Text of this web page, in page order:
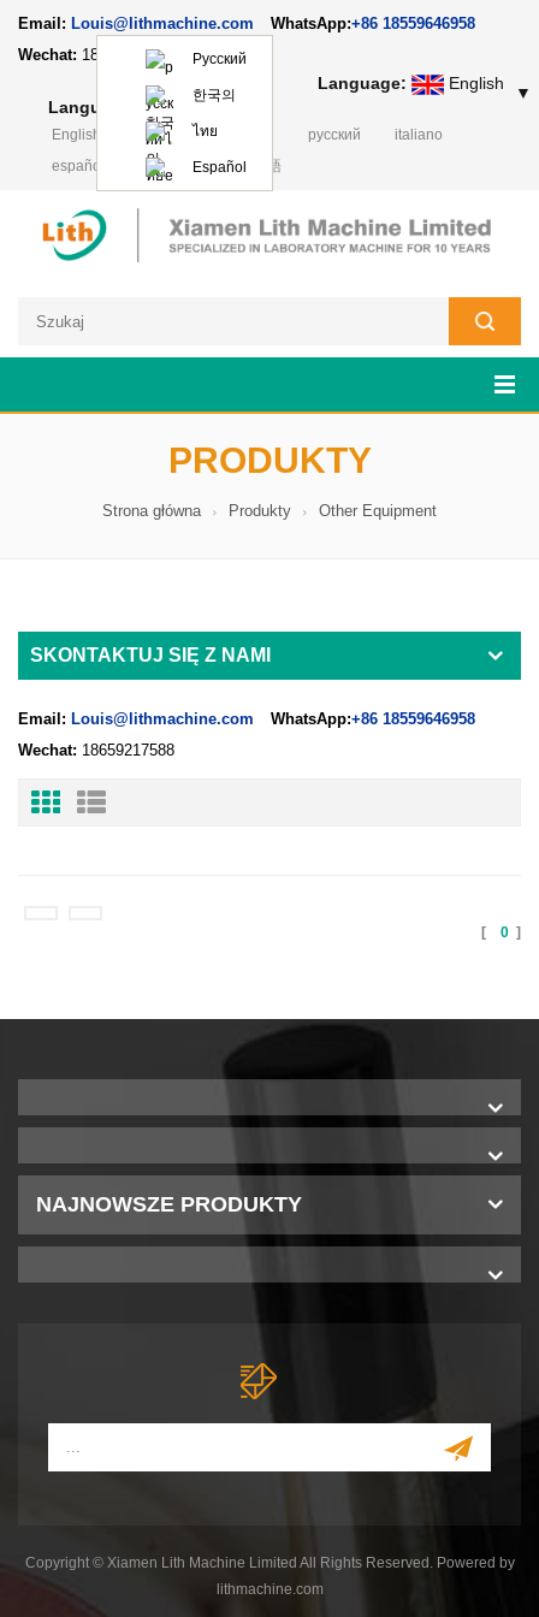
Email: Louis@lithmachine.com WhatsApp:+86 18559646958
Wechat: 18659217588
Language: English ▼
Language: English
Русский
한국의
ไทย
Español
English français русский
italiano
español
português 日本語
PRODUKTY
Strona główna Produkty Other Equipment
SKONTAKTUJ SIĘ Z NAMI
Email: Louis@lithmachine.com WhatsApp:+86 18559646958
Wechat: 18659217588
[ 0 ]
NAJNOWSZE PRODUKTY
Copyright © Xiamen Lith Machine Limited All Rights Reserved. Powered by
lithmachine.com